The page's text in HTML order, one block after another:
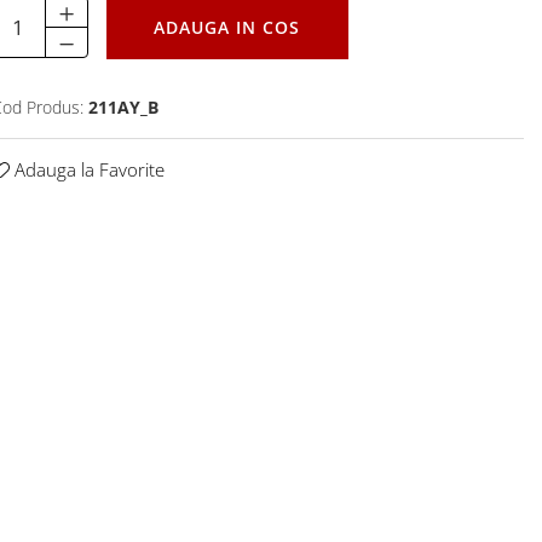
ADAUGA IN COS
Produs: 211AY_B
Adauga la Favorite